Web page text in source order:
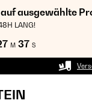
auf ausgewählte
LANG!
M 36 S